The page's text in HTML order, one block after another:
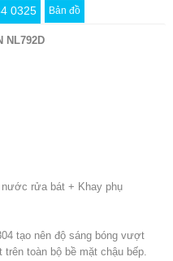
0325 Bản đồ
NL792D
rửa bát + Khay phụ
tạo nên độ sáng bóng vượt
toàn bộ bề mặt chậu bếp.